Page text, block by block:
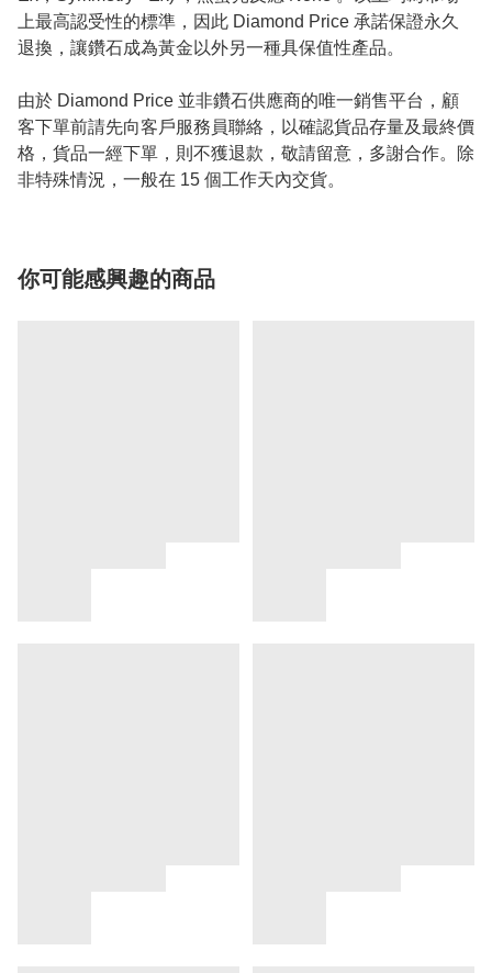
上最高認受性的標準，因此 Diamond Price 承諾保證永久
退換，讓鑽石成為黃金以外另一種具保值性產品。
由於 Diamond Price 並非鑽石供應商的唯一銷售平台，顧
客下單前請先向客戶服務員聯絡，以確認貨品存量及最終價
格，貨品一經下單，則不獲退款，敬請留意，多謝合作。除
非特殊情況，一般在 15 個工作天內交貨。
你可能感興趣的商品